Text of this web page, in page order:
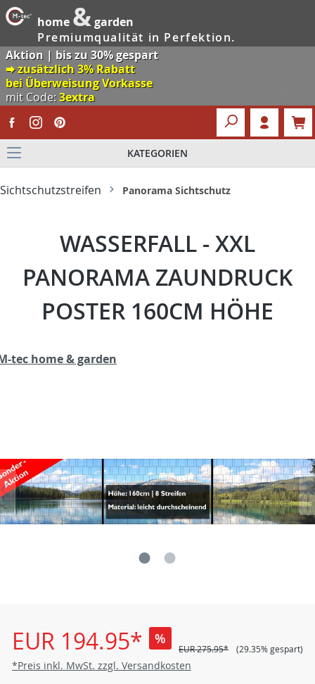
home &garden
Premiumqualität in Perfektion.
Aktion | bis zu 30% gespart
🠮 zusätzlich 3% Rabatt
bei Überweisung Vorkasse
mit Code:3extra
KATEGORIEN
Sichtschutzstreifen Panorama Sichtschutz
WASSERFALL - XXL
PANORAMA ZAUNDRUCK
POSTER 160CM HÖHE
tec home & garden
EUR 194.95* %
EUR 275.95* (29.35% gespart)
*Preis inkl. MwSt. zzgl. Versandkosten